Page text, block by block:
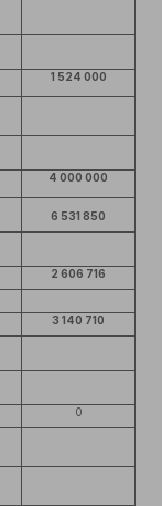
1 524 000
4 000 000
6 531 850
2 606 716
3 140 710
0